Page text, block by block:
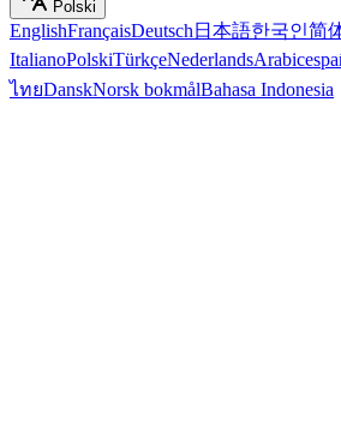
Polski
EnglishFrançaisDeutsch 日本語한국인简
ItalianoPolskiTürkçeNederlandsArabic
ไทยDanskNorsk bokmålBahasa Indonesia